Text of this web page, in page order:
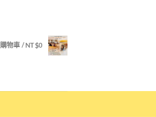
購物車 /NT$0